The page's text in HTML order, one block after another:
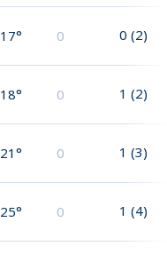
17° 0 0 (2)
18° 0 1 (2)
21° 0 1 (3)
25° 0 1 (4)